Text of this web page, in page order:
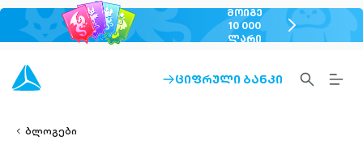
ᲛᲝᲘᲒᲔ
10 000
ᲚᲐᲠᲘ
chevron-
right-
ARROW-
ᲪᲘᲤᲠᲣᲚᲘ ᲑᲐᲜᲙᲘ
SEARCH-
OUTLINED
ბლოგები